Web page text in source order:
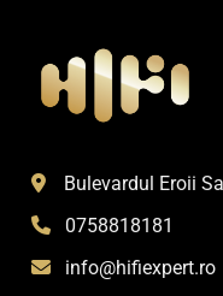
Bulevardul Eroii
0758818181
info@hifiexpert.ro